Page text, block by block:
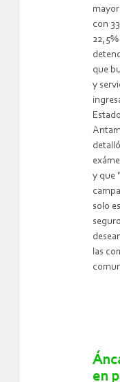
con
que
y
y que
solo
las
en